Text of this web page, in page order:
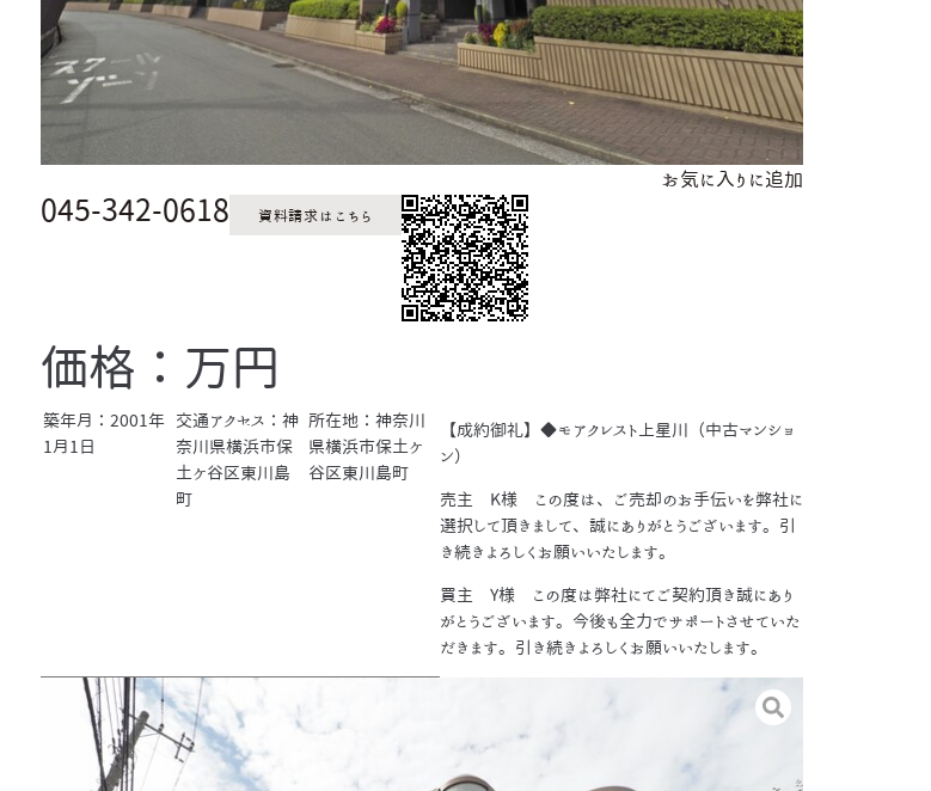
お気に入りに追加
045-342-0618 資料請求はこちら
価格：万円
築年月：2001年
1月1日
交通アクセス：神
奈川県横浜市保
土ケ谷区東川島
町
所在地：神奈川
県横浜市保土ケ
谷区東川島町
【成約御礼】◆モアクレスト上星川（中古マンショ
ン）
売主 K様 この度は、ご売却のお手伝いを弊社に
選択して頂きまして、誠にありがとうございます。引
き続きよろしくお願いいたします。
買主 Y様 この度は弊社にてご契約頂き誠にあり
がとうございます。今後も全力でサポートさせていた
だきます。引き続きよろしくお願いいたします。